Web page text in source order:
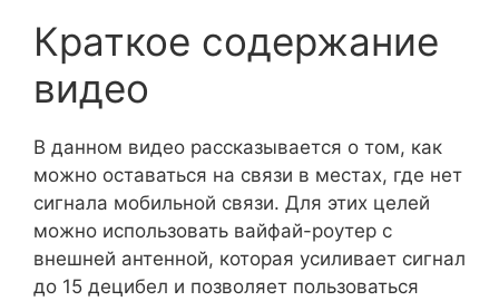
Краткое содержание
видео
В данном видео рассказывается о том, как
можно оставаться на связи в местах, где нет
сигнала мобильной связи. Для этих целей
можно использовать вайфай-роутер с
внешней антенной, которая усиливает сигнал
до 15 децибел и позволяет пользоваться